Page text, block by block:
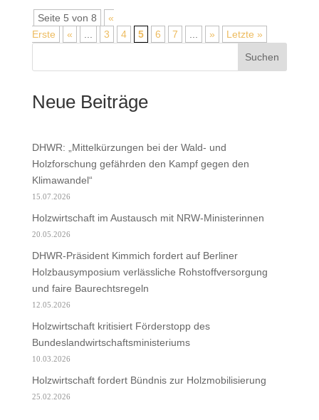
Seite 5 von 8
«
Erste
« 3 4 5 6 7 »
Letzte »
Suchen
Neue Beiträge
DHWR: „Mittelkürzungen bei der Wald- und
Holzforschung gefährden den Kampf gegen den
Klimawandel“
15.07.2026
Holzwirtschaft im Austausch mit NRW-Ministerinnen
20.05.2026
DHWR-Präsident Kimmich fordert auf Berliner
Holzbausymposium verlässliche Rohstoffversorgung
und faire Baurechtsregeln
12.05.2026
Holzwirtschaft kritisiert Förderstopp des
Bundeslandwirtschaftsministeriums
10.03.2026
Holzwirtschaft fordert Bündnis zur Holzmobilisierung
25.02.2026